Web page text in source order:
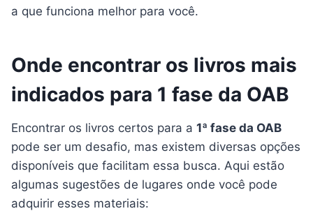
a que funciona melhor para você.
Onde encontrar os livros mais
indicados para 1 fase da OAB
Encontrar os livros certos para a 1ª fase da OAB
pode ser um desafio, mas existem diversas opções
disponíveis que facilitam essa busca. Aqui estão
algumas sugestões de lugares onde você pode
adquirir esses materiais: